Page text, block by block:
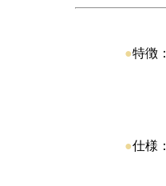
●特徴：
●仕様：